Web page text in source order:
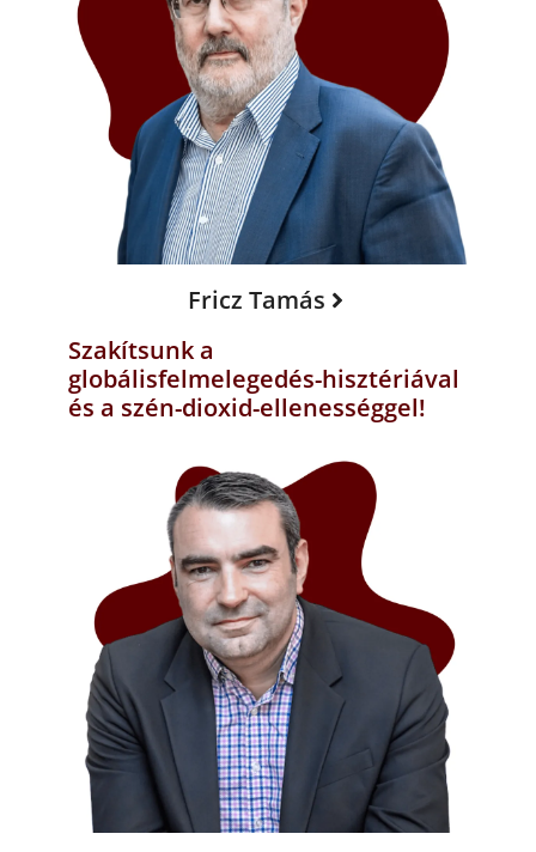
Fricz Tamás
Szakítsunk a
globálisfelmelegedés-hisztériával
és a szén-dioxid-ellenességgel!